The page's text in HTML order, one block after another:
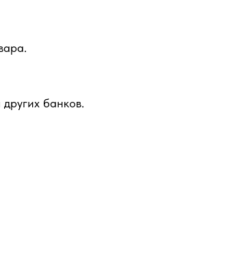
банков.